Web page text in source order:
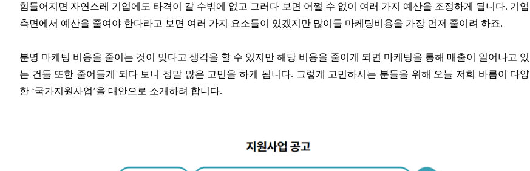
힘들어지면 자연스레 기업에도 타격이 갈 수밖에 없고 그러다 보면 어쩔 수 없이 여러 가지 예산을 조정하게 됩니다. 기업
측면에서 예산을 줄여야 한다라고 보면 여러 가지 요소들이 있겠지만 많이들 마케팅비용을 가장 먼저 줄이려 하죠.
분명 마케팅 비용을 줄이는 것이 맞다고 생각을 할 수 있지만 해당 비용을 줄이게 되면 마케팅을 통해 매출이 일어나고 있
는 건들 또한 줄어들게 되다 보니 정말 많은 고민을 하게 됩니다. 그렇게 고민하시는 분들을 위해 오늘 저희 바름이 다양
한 ‘국가지원사업’을 대안으로 소개하려 합니다.